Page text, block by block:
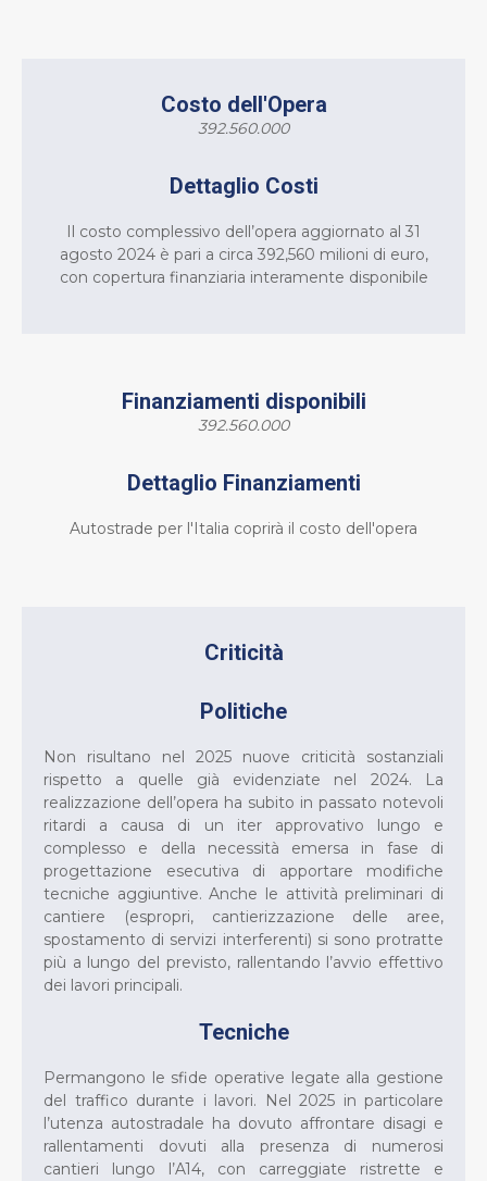
Costo dell'Opera
392.560.000
Dettaglio Costi
Il costo complessivo dell’opera aggiornato al 31
agosto 2024 è pari a circa 392,560 milioni di euro,
con copertura finanziaria interamente disponibile
Finanziamenti disponibili
392.560.000
Dettaglio Finanziamenti
Autostrade per l'Italia coprirà il costo dell'opera
Criticità
Politiche
Non risultano nel 2025 nuove criticità sostanziali
rispetto a quelle già evidenziate nel 2024. La
realizzazione dell’opera ha subito in passato notevoli
ritardi a causa di un iter approvativo lungo e
complesso e della necessità emersa in fase di
progettazione esecutiva di apportare modifiche
tecniche aggiuntive. Anche le attività preliminari di
cantiere (espropri, cantierizzazione delle aree,
spostamento di servizi interferenti) si sono protratte
più a lungo del previsto, rallentando l’avvio effettivo
dei lavori principali.
Tecniche
Permangono le sfide operative legate alla gestione
del traffico durante i lavori. Nel 2025 in particolare
l’utenza autostradale ha dovuto affrontare disagi e
rallentamenti dovuti alla presenza di numerosi
cantieri lungo l’A14, con carreggiate ristrette e